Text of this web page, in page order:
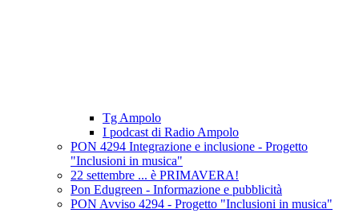
Tg Ampolo
I podcast di Radio Ampolo
PON 4294 Integrazione e inclusione - Progetto
"Inclusioni in musica"
22 settembre ... è PRIMAVERA!
Pon Edugreen - Informazione e pubblicità
PON Avviso 4294 - Progetto "Inclusioni in musica"